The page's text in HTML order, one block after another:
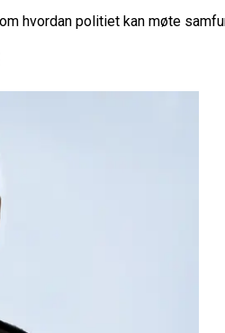
hvordan politiet kan møte